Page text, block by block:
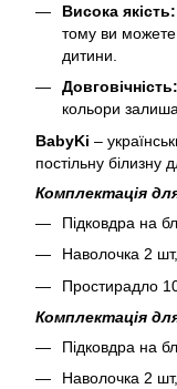
Висока якість:
тому ви можете
дитини.
Довговічність:
кольори
BabyKi –
постільну білизну
Комплектація
Підковдра на
Наволочка 2
Простирадло
Комплектація
Підковдра на
Наволочка 2